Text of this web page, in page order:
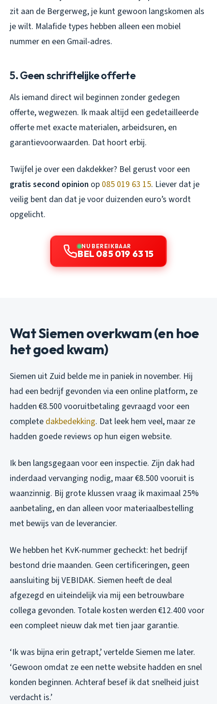
zit aan de Bergerweg, je kunt gewoon langskomen als
je wilt. Malafide types hebben alleen een mobiel
nummer en een Gmail-adres.
5. Geen schriftelijke offerte
Als iemand direct wil beginnen zonder gedegen
offerte, wegwezen. Ik maak altijd een gedetailleerde
offerte met exacte materialen, arbeidsuren, en
garantievoorwaarden. Dat hoort erbij.
Twijfel je over een dakdekker? Bel gerust voor een
gratis second opinion op 085 019 63 15. Liever dat je
veilig bent dan dat je voor duizenden euro’s wordt
opgelicht.
NU BEREIKBAAR
BEL 085 019 63 15
Wat Siemen overkwam (en hoe
het goed kwam)
Siemen uit Zuid belde me in paniek in november. Hij
had een bedrijf gevonden via een online platform, ze
hadden €8.500 vooruitbetaling gevraagd voor een
complete dakbedekking. Dat leek hem veel, maar ze
hadden goede reviews op hun eigen website.
Ik ben langsgegaan voor een inspectie. Zijn dak had
inderdaad vervanging nodig, maar €8.500 vooruit is
waanzinnig. Bij grote klussen vraag ik maximaal 25%
aanbetaling, en dan alleen voor materiaalbestelling
met bewijs van de leverancier.
We hebben het KvK-nummer gecheckt: het bedrijf
bestond drie maanden. Geen certificeringen, geen
aansluiting bij VEBIDAK. Siemen heeft de deal
afgezegd en uiteindelijk via mij een betrouwbare
collega gevonden. Totale kosten werden €12.400 voor
een compleet nieuw dak met tien jaar garantie.
‘Ik was bijna erin getrapt,’ vertelde Siemen me later.
‘Gewoon omdat ze een nette website hadden en snel
konden beginnen. Achteraf besef ik dat snelheid juist
verdacht is.’